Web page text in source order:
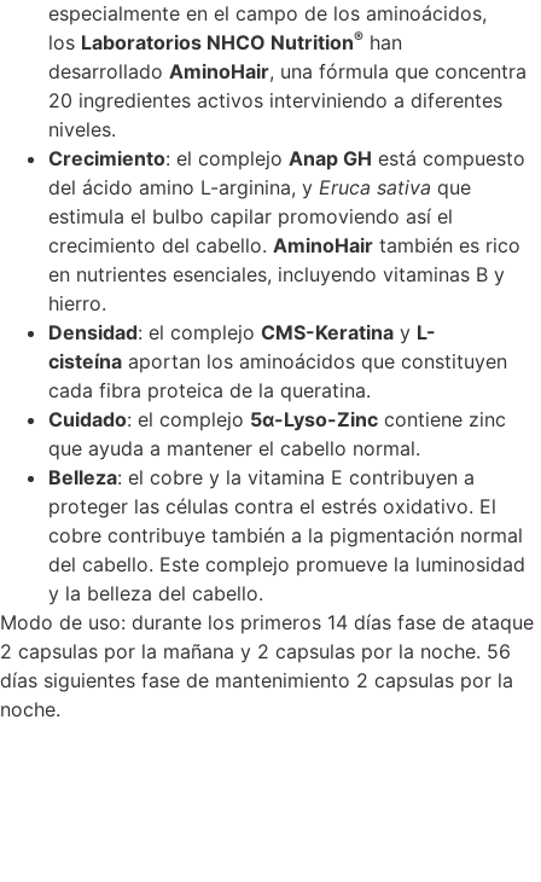
especialmente en el campo de los aminoácidos,
los Laboratorios NHCO Nutrition® han
desarrollado AminoHair, una fórmula que concentra
20 ingredientes activos interviniendo a diferentes
niveles.
Crecimiento: el complejo Anap GH está compuesto
del ácido amino L-arginina, y Eruca sativa que
estimula el bulbo capilar promoviendo así el
crecimiento del cabello. AminoHair también es rico
en nutrientes esenciales, incluyendo vitaminas B y
hierro.
Densidad: el complejo CMS-Keratina y L-
cisteína aportan los aminoácidos que constituyen
cada fibra proteica de la queratina.
Cuidado: el complejo 5α-Lyso-Zinc contiene zinc
que ayuda a mantener el cabello normal.
Belleza: el cobre y la vitamina E contribuyen a
proteger las células contra el estrés oxidativo. El
cobre contribuye también a la pigmentación normal
del cabello. Este complejo promueve la luminosidad
y la belleza del cabello.
Modo de uso: durante los primeros 14 días fase de ataque
2 capsulas por la mañana y 2 capsulas por la noche. 56
días siguientes fase de mantenimiento 2 capsulas por la
noche.